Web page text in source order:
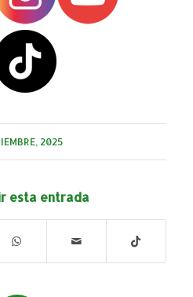
2025
esta entrada